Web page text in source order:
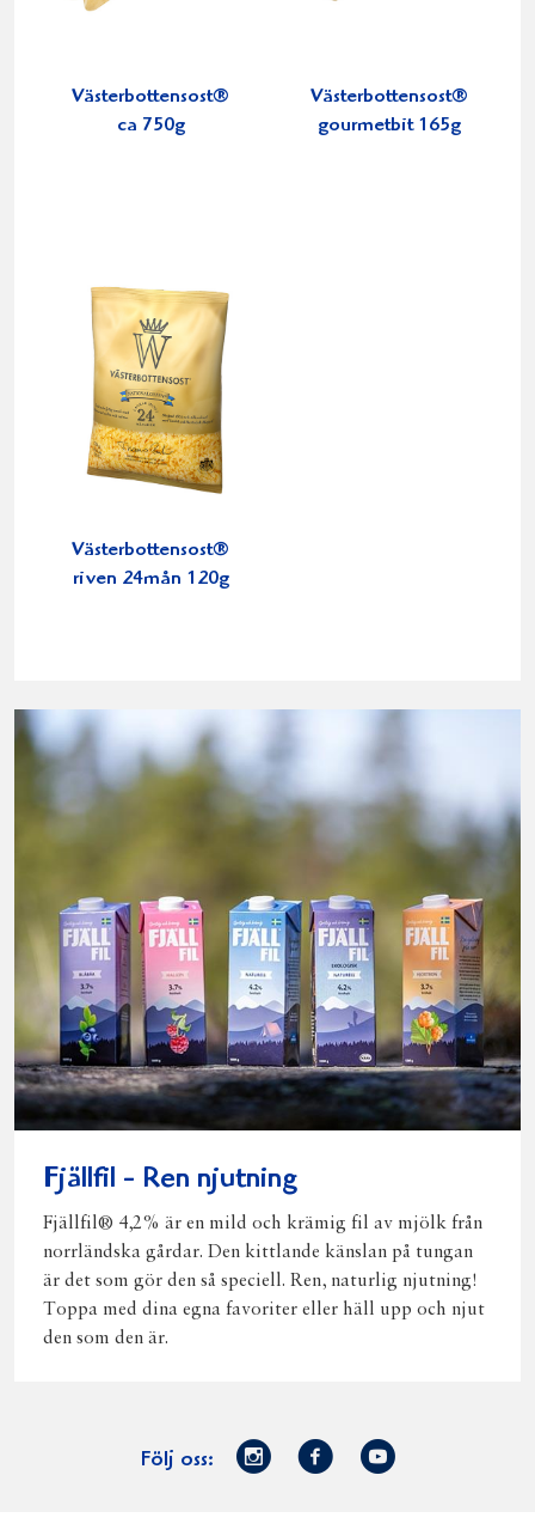
Västerbottensost®
ca 750g
Västerbottensost®
gourmetbit 165g
Västerbottensost®
riven 24mån 120g
Fjällfil - Ren njutning
Fjällfil® 4,2% är en mild och krämig fil av mjölk från
norrländska gårdar. Den kittlande känslan på tungan
är det som gör den så speciell. Ren, naturlig njutning!
Toppa med dina egna favoriter eller häll upp och njut
den som den är.
Följ oss:
Norrmejerier
Facebook
Youtube